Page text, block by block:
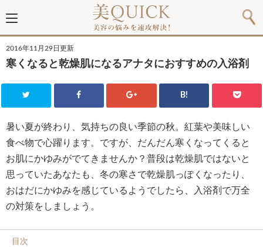
2016年11月29日更新
寒くなると乾燥肌になるアナタにおすすめの入浴剤
B!
暑い夏が終わり、気持ちの良い季節の秋。紅葉や美味しい
食べ物で心躍ります。ですが、だんだん寒くなってくると
お肌にかゆみがでてきませんか？普段は乾燥肌ではないと
思っていたあなたも、冬の寒さで乾燥肌っぽくなったり、
おはだにかゆみを感じているようでしたら、入浴剤で万全
の対策をしましょう。
目次